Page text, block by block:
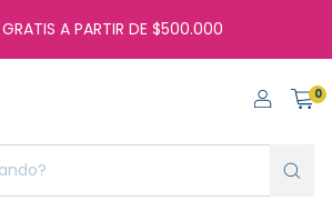
A PARTIR DE $500.000
0